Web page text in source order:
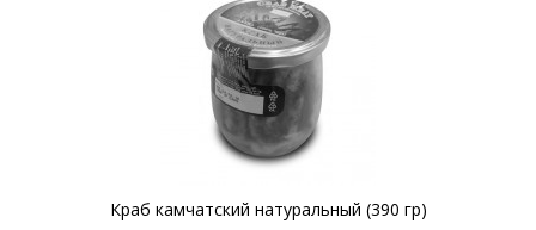
Краб камчатский натуральный (390 гр)